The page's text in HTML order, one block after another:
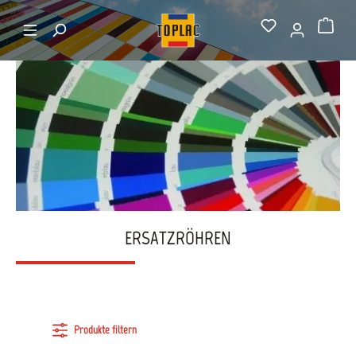
springenStartseite Ersatzröhren
ERSATZRÖHREN
Produkte filtern